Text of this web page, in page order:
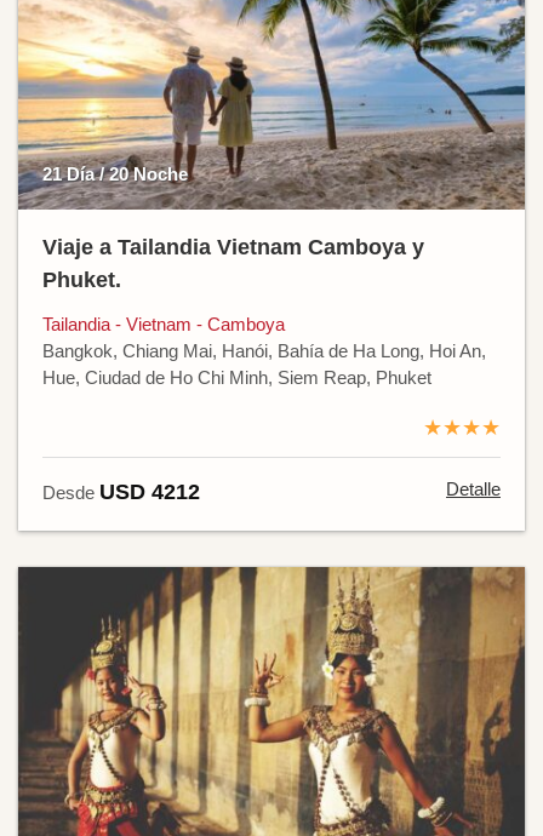
21 Día / 20 Noche
Viaje a Tailandia Vietnam Camboya y
Phuket.
Tailandia - Vietnam - Camboya
Bangkok, Chiang Mai, Hanói, Bahía de Ha Long, Hoi An,
Hue, Ciudad de Ho Chi Minh, Siem Reap, Phuket
★★★★
Desde USD 4212 Detalle